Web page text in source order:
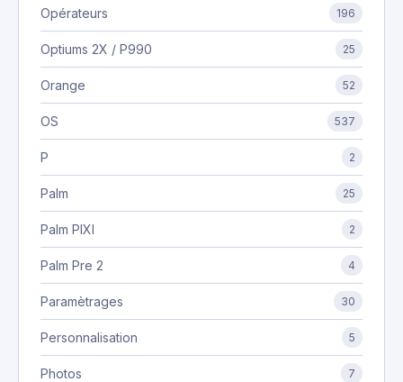
Opérateurs 196
Optiums 2X / P990 25
Orange 52
OS 537
P 2
Palm 25
Palm PIXI 2
Palm Pre 2 4
Paramètrages 30
Personnalisation 5
Photos 7